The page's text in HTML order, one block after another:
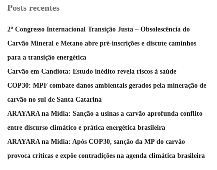
Posts recentes
2º Congresso Internacional Transição Justa – Obsolescência do
Carvão Mineral e Metano abre pré-inscrições e discute caminhos
para a transição energética
Carvão em Candiota: Estudo inédito revela riscos à saúde
COP30: MPF combate danos ambientais gerados pela mineração de
carvão no sul de Santa Catarina
ARAYARA na Mídia: Sanção a usinas a carvão aprofunda conflito
entre discurso climático e prática energética brasileira
ARAYARA na Mídia: Após COP30, sanção da MP do carvão
provoca críticas e expõe contradições na agenda climática brasileira